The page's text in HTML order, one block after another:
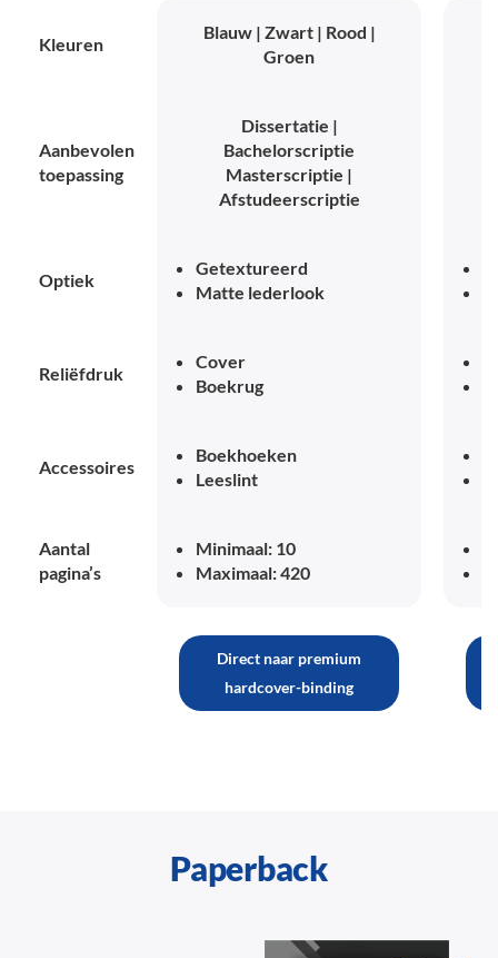
Kleuren
Blauw | Zwart | Rood |
Groen
Aanbevolen
toepassing
Dissertatie |
Bachelorscriptie
Masterscriptie |
Afstudeerscriptie
Optiek
Getextureerd
Matte lederlook
Reliëfdruk
Cover
Boekrug
Accessoires
Boekhoeken
Leeslint
Aantal
pagina’s
Minimaal: 10
Maximaal: 420
Direct naar premium
hardcover-binding
Paperback